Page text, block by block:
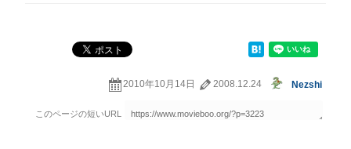
2010年10月14日 2008.12.24 Nezshi